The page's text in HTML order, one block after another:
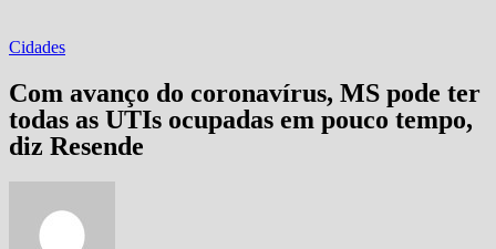
Cidades
Com avanço do coronavírus, MS pode ter
todas as UTIs ocupadas em pouco tempo,
diz Resende